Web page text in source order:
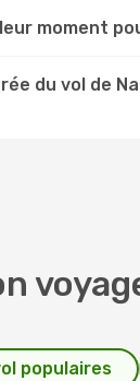
moment
du vol de
populaires